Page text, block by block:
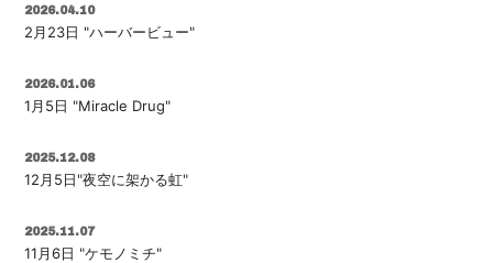
SHOP
会員登録
2026.04.10
2月23日 "ハーバービュー"
2026.01.06
1月5日 "Miracle Drug"
2025.12.08
12月5日"夜空に架かる虹"
2025.11.07
11月6日 "ケモノミチ"